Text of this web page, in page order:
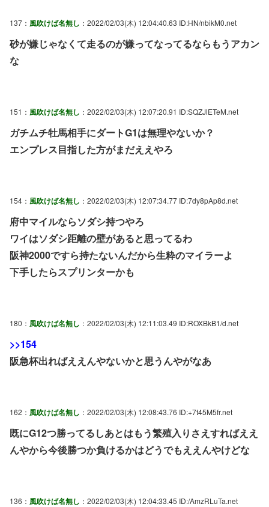
137： 風吹けば名無し ：2022/02/03(木) 12:04:40.63 ID:HN/nbikM0.net
砂が嫌じゃなくて走るのが嫌ってなってるならもうアカン
な
151： 風吹けば名無し ：2022/02/03(木) 12:07:20.91 ID:SQZJlETeM.net
ガチムチ牡馬相手にダートG1は無理やないか？
エンプレス目指した方がまだええやろ
154： 風吹けば名無し ：2022/02/03(木) 12:07:34.77 ID:7dy8pAp8d.net
府中マイルならソダシ持つやろ
ワイはソダシ距離の壁があると思ってるわ
阪神2000ですら持たないんだから生粋のマイラーよ
下手したらスプリンターかも
180： 風吹けば名無し ：2022/02/03(木) 12:11:03.49 ID:ROXBkB1/d.net
>>154
阪急杯出ればええんやないかと思うんやがなあ
162： 風吹けば名無し ：2022/02/03(木) 12:08:43.76 ID:+7t45M5fr.net
既にG12つ勝ってるしあとはもう繁殖入りさえすればええ
んやから今後勝つか負けるかはどうでもええんやけどな
136： 風吹けば名無し ：2022/02/03(木) 12:04:33.45 ID:/AmzRLuTa.net